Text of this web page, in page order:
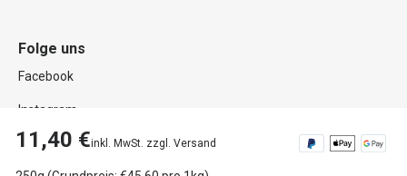
11,40 €inkl. MwSt. zzgl. Versand
Folge uns
Facebook
Instagram